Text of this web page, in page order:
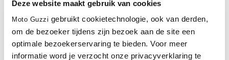
Deze website maakt gebruik van cookies
Moto Guzzi gebruikt cookietechnologie, ook van derden,
om de bezoeker tijdens zijn bezoek aan de site een
optimale bezoekerservaring te bieden. Voor meer
informatie word je verzocht onze privacyverklaring te
- Uitnodigingen voor speciale community activiteiten
Registreer je Moto Guzzi op je profielpagina, ontvang je
digitale The Clan-kaart en ontgrendel alle voordelen,